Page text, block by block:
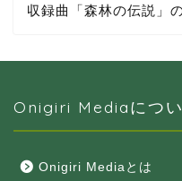
収録曲「森林の伝説」
Onigiri Mediaにつ
Onigiri Mediaとは